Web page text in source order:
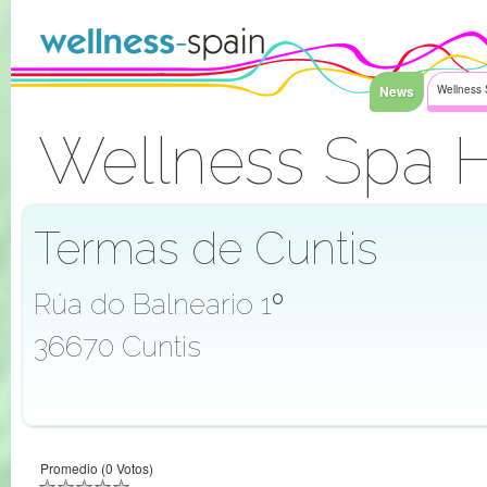
News Wellness
Wellness Spa
Acceder
Termas de Cuntis
Rúa do Balneario 1º
36670 Cuntis
Promedio (0 Votos)